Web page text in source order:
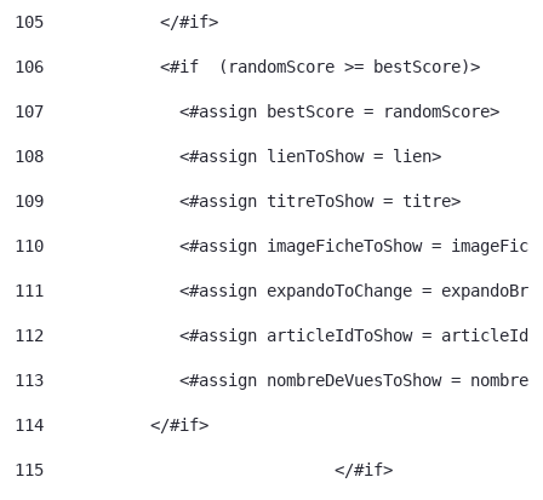
105
            </#if>
106
            <#if  (randomScore >= bestScore)>
107
              <#assign bestScore = randomScore>
108
              <#assign lienToShow = lien>
109
              <#assign titreToShow = titre>
110
<#assign imageFicheToShow =
111
<#assign expandoToChange =
112
<#assign articleIdToShow =
113
<#assign nombreDeVuesToShow =
114
           </#if>
115
				 </#if>